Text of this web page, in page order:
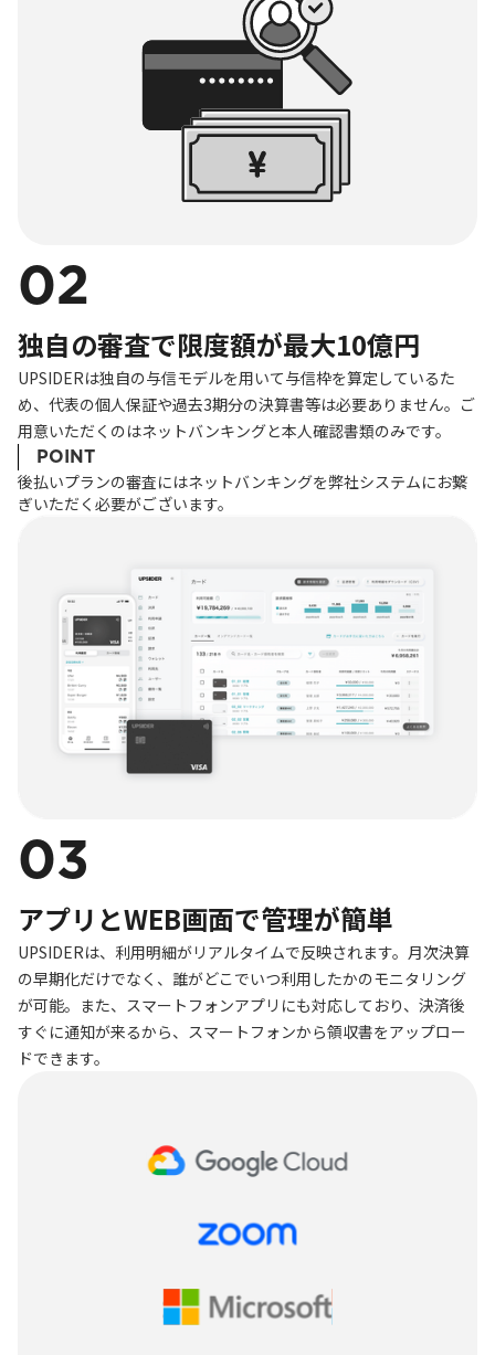
02
独自の審査で限度額が最大10億円
UPSIDERは独自の与信モデルを用いて与信枠を算定しているた
め、代表の個人保証や過去3期分の決算書等は必要ありません。ご
用意いただくのはネットバンキングと本人確認書類のみです。
POINT
後払いプランの審査にはネットバンキングを弊社システムにお繋
ぎいただく必要がございます。
03
アプリとWEB画面で管理が簡単
UPSIDERは、利用明細がリアルタイムで反映されます。月次決算
の早期化だけでなく、誰がどこでいつ利用したかのモニタリング
が可能。また、スマートフォンアプリにも対応しており、決済後
すぐに通知が来るから、スマートフォンから領収書をアップロー
ドできます。